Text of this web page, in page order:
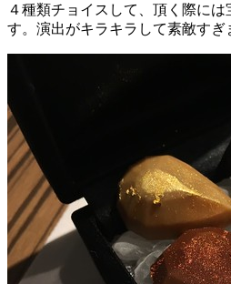
４種類チョイスして、頂く際には
す。演出がキラキラして素敵すぎ